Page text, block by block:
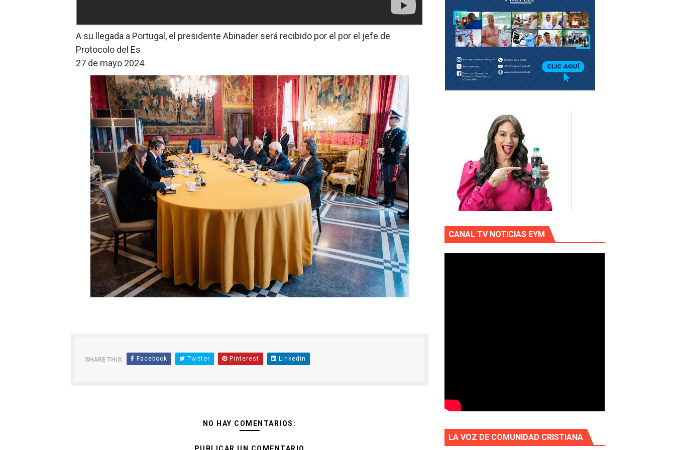
A su llegada a Portugal, el presidente Abinader será recibido por el por el jefe de
Protocolo del Es
27 de mayo 2024
SHARE THIS: Facebook Twitter Pinterest Linkedin
NO HAY COMENTARIOS:
CANAL TV NOTICIAS EYM
LA VOZ DE COMUNIDAD CRISTIANA